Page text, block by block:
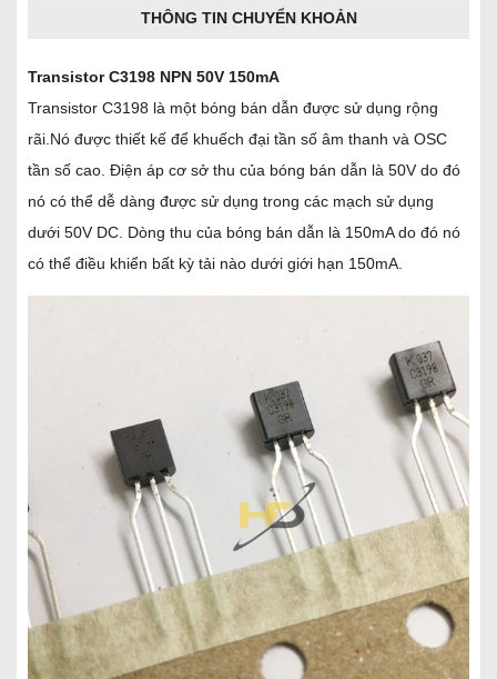
THÔNG TIN CHUYỂN KHOẢN
Transistor C3198 NPN 50V 150mA
Transistor C3198 là một bóng bán dẫn được sử dụng rộng
rãi.Nó được thiết kế để khuếch đại tần số âm thanh và OSC
tần số cao. Điện áp cơ sở thu của bóng bán dẫn là 50V do đó
nó có thể dễ dàng được sử dụng trong các mạch sử dụng
dưới 50V DC. Dòng thu của bóng bán dẫn là 150mA do đó nó
có thể điều khiển bất kỳ tải nào dưới giới hạn 150mA.